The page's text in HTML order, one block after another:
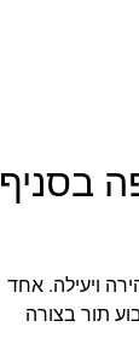
בסניף
ויעילה. אחד
תור בצורה